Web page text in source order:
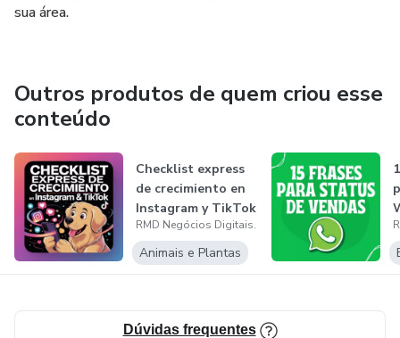
sua área.
Outros produtos de quem criou esse
conteúdo
Checklist express
de crecimiento en
Instagram y TikTok
RMD Negócios Digitais.
Animais e Plantas
Dúvidas frequentes